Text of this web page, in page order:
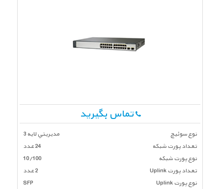
تماس بگیرید
نوع سوئیچ
مديريتي لايه 3
تعداد پورت شبكه
24 عدد
نوع پورت شبکه
10/100
تعداد پورت Uplink
2 عدد
نوع پورت Uplink
SFP